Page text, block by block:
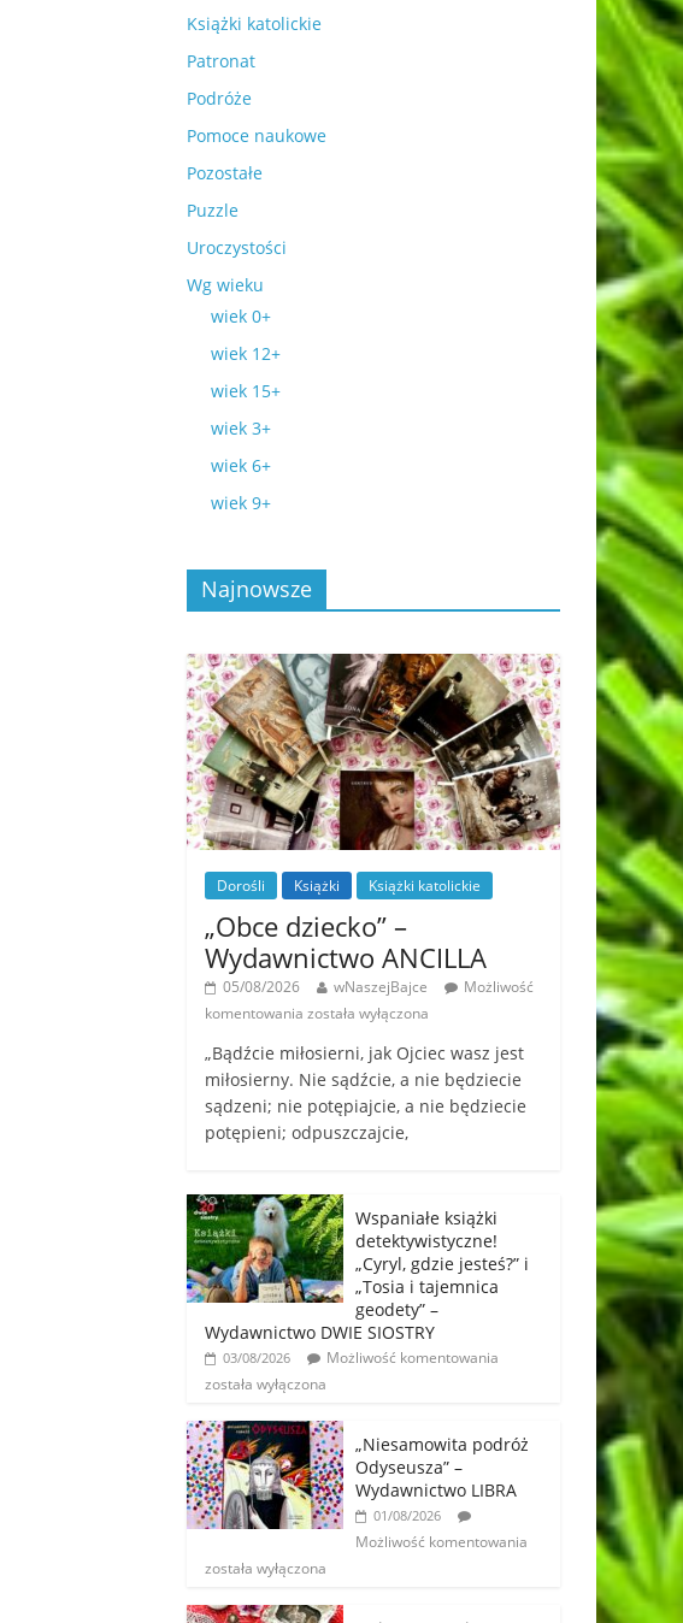
Książki katolickie
Patronat
Podróże
Pomoce naukowe
Pozostałe
Puzzle
Uroczystości
Wg wieku
wiek 0+
wiek 12+
wiek 15+
wiek 3+
wiek 6+
wiek 9+
Najnowsze
Dorośli Książki Książki katolickie
„Obce dziecko” –
Wydawnictwo ANCILLA
05/08/2026 wNaszejBajce
Możliwość
komentowania została wyłączona
„Bądźcie miłosierni, jak Ojciec wasz jest
miłosierny. Nie sądźcie, a nie będziecie
sądzeni; nie potępiajcie, a nie będziecie
potępieni; odpuszczajcie,
Wspaniałe książki
detektywistyczne!
„Cyryl, gdzie jesteś?” i
„Tosia i tajemnica
geodety” –
Wydawnictwo DWIE SIOSTRY
03/08/2026
Możliwość komentowania
została wyłączona
„Niesamowita podróż
Odyseusza” –
Wydawnictwo LIBRA
01/08/2026
Możliwość komentowania
została wyłączona